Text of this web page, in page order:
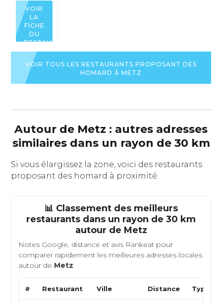
VOIR
LA
FICHE
DU
RESTAURANT
VOIR TOUS LES RESTAURANTS PROPOSANT DES
HOMARD À METZ
Autour de Metz : autres adresses
similaires dans un rayon de 30 km
Si vous élargissez la zone, voici des restaurants
proposant des homard à proximité.
📊 Classement des meilleurs
restaurants dans un rayon de 30 km
autour de Metz
Notes Google, distance et avis Rankeat pour
comparer rapidement les meilleures adresses locales
autour de Metz.
# Restaurant Ville Distance Type